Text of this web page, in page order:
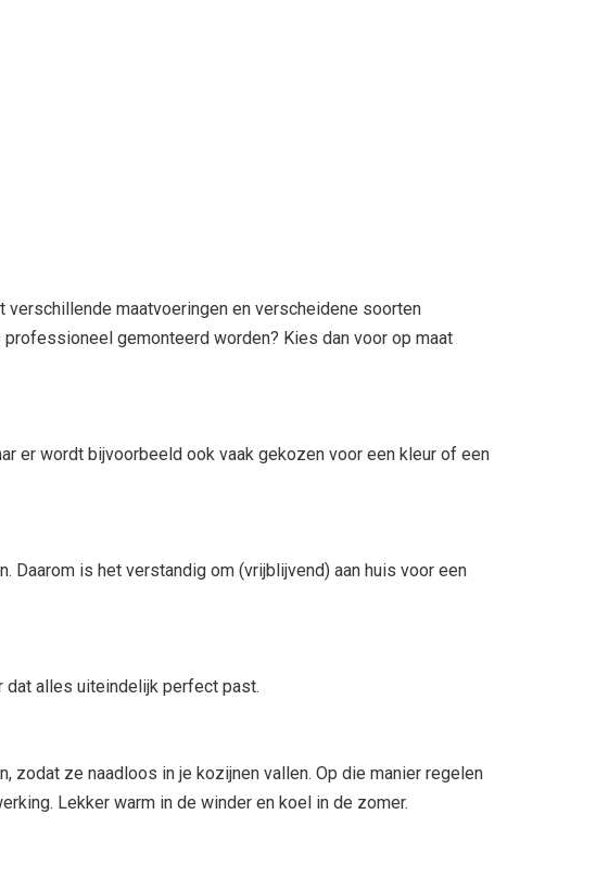
verschillende maatvoeringen en verscheidene soorten
gemonteerd worden? Kies dan voor op maat
er wordt bijvoorbeeld ook vaak gekozen voor een kleur of een
Daarom is het verstandig om (vrijblijvend) aan huis voor een
dat alles uiteindelijk perfect past.
ze naadloos in je kozijnen vallen. Op die manier regelen
Lekker warm in de winder en koel in de zomer.